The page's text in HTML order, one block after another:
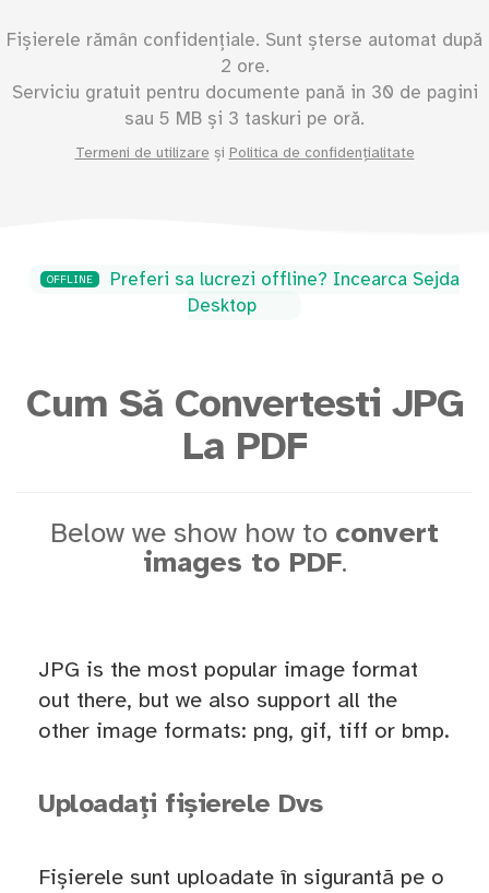
Fișierele rămân confidențiale. Sunt șterse automat după
2 ore.
Serviciu gratuit pentru documente pană in 30 de pagini
sau 5 MB și 3 taskuri pe oră.
Termeni de utilizare și Politica de confidențialitate
OFFLINE
Preferi sa lucrezi offline? Incearca Sejda
Desktop
Cum Să Convertesti JPG
La PDF
Below we show how to convert
images to PDF.
JPG is the most popular image format
out there, but we also support all the
other image formats: png, gif, tiff or bmp.
Uploadați fișierele Dvs
Fișierele sunt uploadate în sigurantă pe o